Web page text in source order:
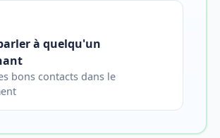
à quelqu'un
bons contacts dans le